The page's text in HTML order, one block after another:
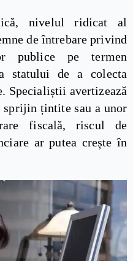
nivelul ridicat al
de întrebare privind
publice pe termen
statului de a colecta
Specialiștii avertizează
sprijin țintite sau a unor
fiscală, riscul de
ar putea crește în